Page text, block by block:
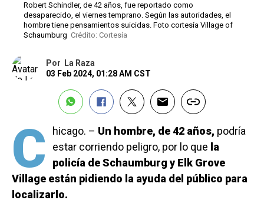
Robert Schindler, de 42 años, fue reportado como
desaparecido, el viernes temprano. Según las autoridades, el
hombre tiene pensamientos suicidas. Foto cortesía Village of
Schaumburg Crédito: Cortesía
Por
La Raza
03 Feb 2024, 01:28 AM CST
C hicago. – Un hombre, de 42 años, podría
estar corriendo peligro, por lo que la
policía de Schaumburg y Elk Grove
Village están pidiendo la ayuda del público para
localizarlo.